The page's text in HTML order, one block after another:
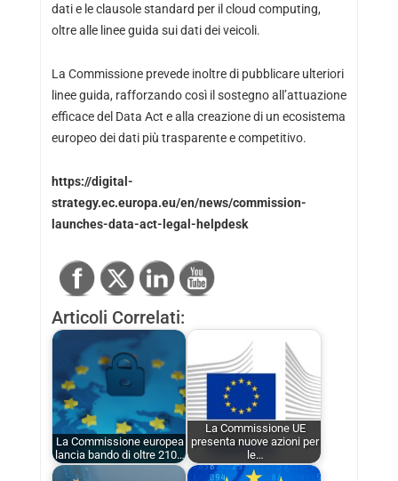
dati e le clausole standard per il cloud computing,
oltre alle linee guida sui dati dei veicoli.
La Commissione prevede inoltre di pubblicare ulteriori
linee guida, rafforzando così il sostegno all’attuazione
efficace del Data Act e alla creazione di un ecosistema
europeo dei dati più trasparente e competitivo.
https://digital-
strategy.ec.europa.eu/en/news/commission-
launches-data-act-legal-helpdesk
Articoli Correlati:
La Commissione europea
lancia bando di oltre 210…
La Commissione UE
presenta nuove azioni per
le…